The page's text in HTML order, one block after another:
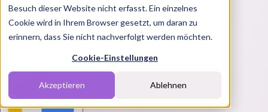
Besuch dieser Website nicht erfasst. Ein einzelnes
Cookie wird in Ihrem Browser gesetzt, um daran zu
erinnern, dass Sie nicht nachverfolgt werden möchten.
Cookie-Einstellungen
Akzeptieren Ablehnen
Melde dich bei Nindo an
Du hast noch keinen Account?